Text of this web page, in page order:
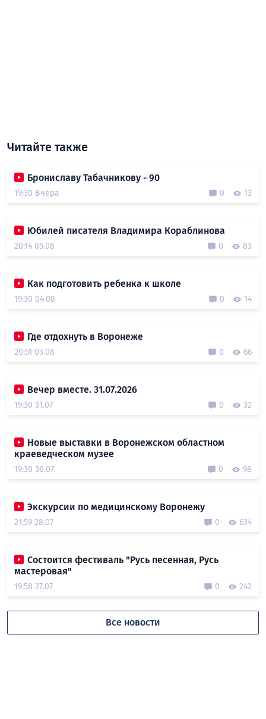
Читайте также
Брониславу Табачникову - 90
19:30 Вчера 0 13
Юбилей писателя Владимира Кораблинова
20:14 05.08 0 83
Как подготовить ребенка к школе
19:30 04.08 0 14
Где отдохнуть в Воронеже
20:51 03.08 0 66
Вечер вместе. 31.07.2026
19:30 31.07 0 32
Новые выставки в Воронежском областном
краеведческом музее
19:30 30.07 0 98
Экскурсии по медицинскому Воронежу
21:59 28.07 0 634
Состоится фестиваль "Русь песенная, Русь
мастеровая"
19:58 27.07 0 242
Все новости